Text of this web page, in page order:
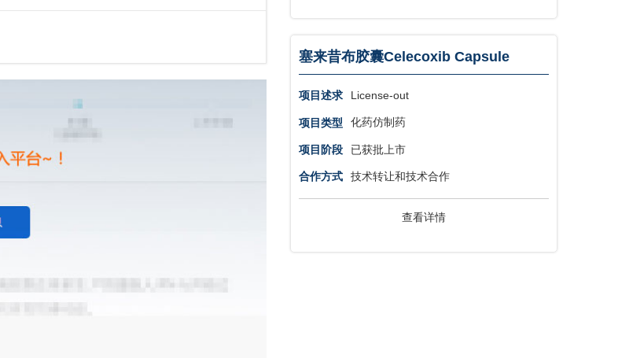
塞来昔布胶囊Celecoxib Capsule
项目述求 License-out
项目类型 化药仿制药
项目阶段 已获批上市
合作方式 技术转让和技术合作
查看详情